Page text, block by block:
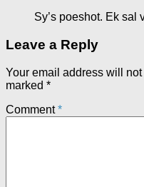
Sy’s poeshot. Ek sal
Leave a Reply
Your email address will
marked *
Comment*